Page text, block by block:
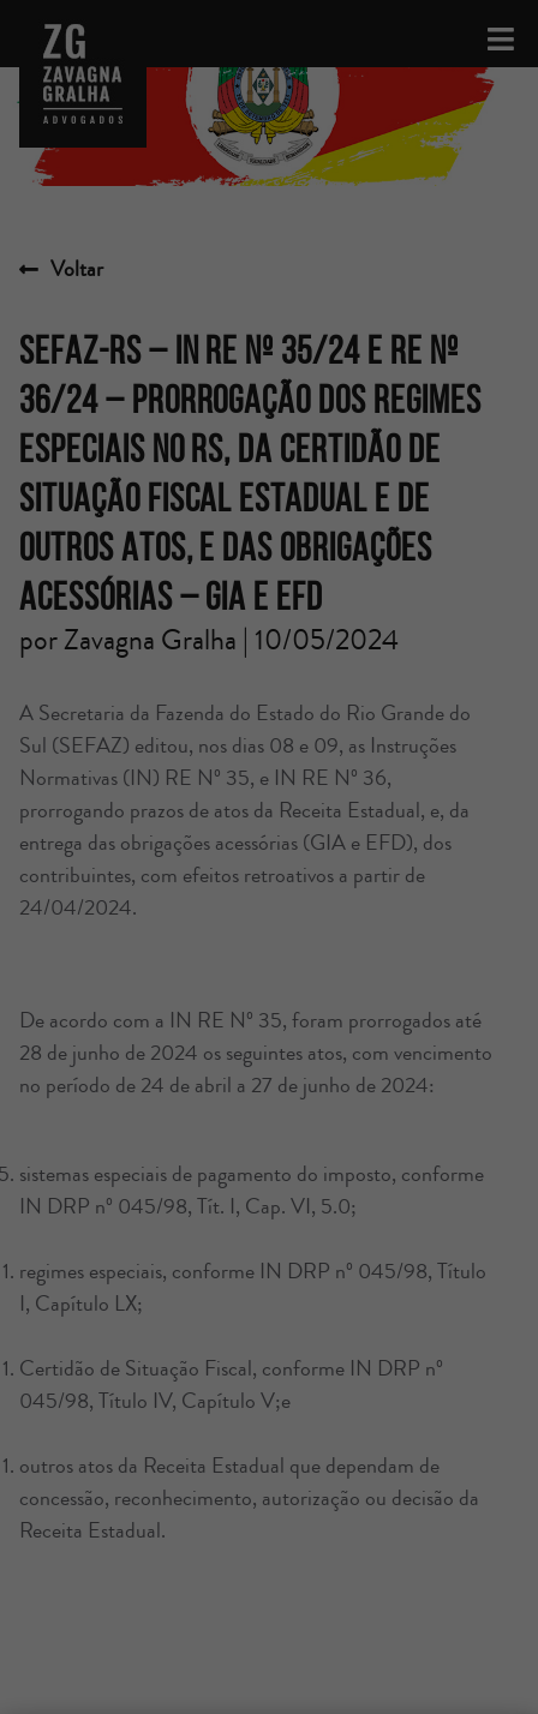
Voltar
SEFAZ-RS – IN RE Nº 35/24 E RE Nº
36/24 – PRORROGAÇÃO DOS REGIMES
ESPECIAIS NO RS, DA CERTIDÃO DE
SITUAÇÃO FISCAL ESTADUAL E DE
OUTROS ATOS, E DAS OBRIGAÇÕES
ACESSÓRIAS – GIA E EFD
por Zavagna Gralha | 10/05/2024
A Secretaria da Fazenda do Estado do Rio Grande do
Sul (SEFAZ) editou, nos dias 08 e 09, as Instruções
Normativas (IN) RE Nº 35, e IN RE Nº 36,
prorrogando prazos de atos da Receita Estadual, e, da
entrega das obrigações acessórias (GIA e EFD), dos
contribuintes, com efeitos retroativos a partir de
24/04/2024.
De acordo com a IN RE Nº 35, foram prorrogados até
28 de junho de 2024 os seguintes atos, com vencimento
no período de 24 de abril a 27 de junho de 2024:
sistemas especiais de pagamento do imposto, conforme
IN DRP nº 045/98, Tít. I, Cap. VI, 5.0;
regimes especiais, conforme IN DRP nº 045/98, Título
I, Capítulo LX;
Certidão de Situação Fiscal, conforme IN DRP nº
045/98, Título IV, Capítulo V;e
outros atos da Receita Estadual que dependam de
concessão, reconhecimento, autorização ou decisão da
Receita Estadual.